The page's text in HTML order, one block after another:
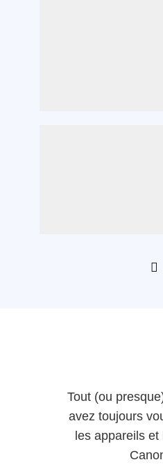
Tout (ou
avez toujours
les appareils et